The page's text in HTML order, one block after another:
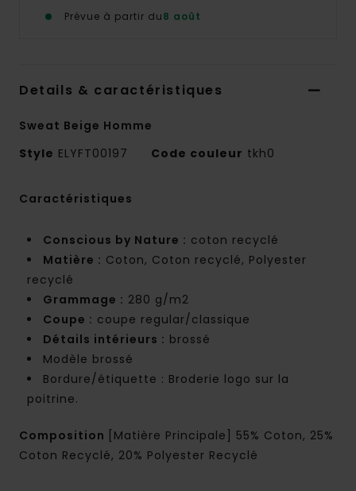
Prévue à partir du8 août
Details & caractéristiques
Sweat Beige Homme
Style ELYFT00197 Code couleur tkh0
Caractéristiques
Conscious by Nature : coton recyclé
Matière : Coton, Coton recyclé, Polyester
recyclé
Grammage : 280 g/m2
Coupe : coupe regular/classique
Détails intérieurs : brossé
Modèle brossé
Bordure/étiquette : Broderie logo sur la
poitrine.
Composition [Matière Principale] 55% Coton, 25%
Coton Recyclé, 20% Polyester Recyclé